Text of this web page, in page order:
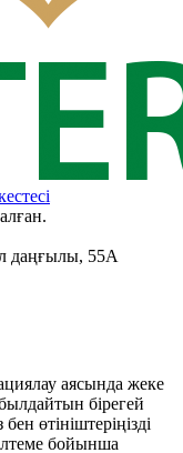
даңғылы, 55А
аясында жеке
бірегей
өтініштеріңізді
бойынша